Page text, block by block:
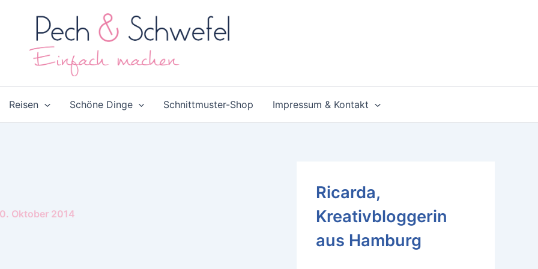
Reisen Schöne Dinge Schnittmuster-Shop Impressum & Kontakt
Oktober 2014
Ricarda,
Kreativbloggerin
aus Hamburg